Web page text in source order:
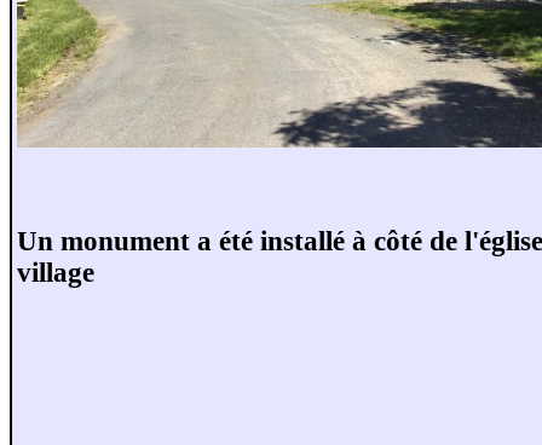
Un monument a été installé à côté de
village